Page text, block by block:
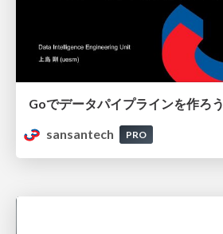
Goでデータパイプラインを作ろう
sansantech
PRO